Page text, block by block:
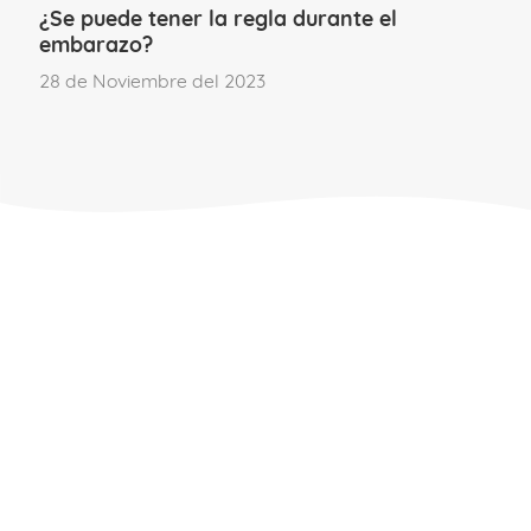
que este post te haya servido para
¿Se puede tener la regla durante el
embarazo?
28 de Noviembre del 2023